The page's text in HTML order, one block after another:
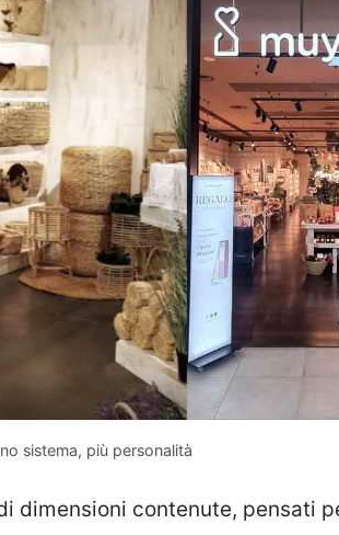
sistema, più personalità
dimensioni contenute, pensati